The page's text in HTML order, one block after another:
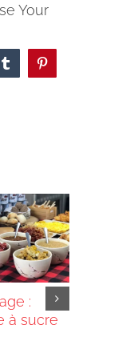
Your
TumblrPinterest
:
à sucre